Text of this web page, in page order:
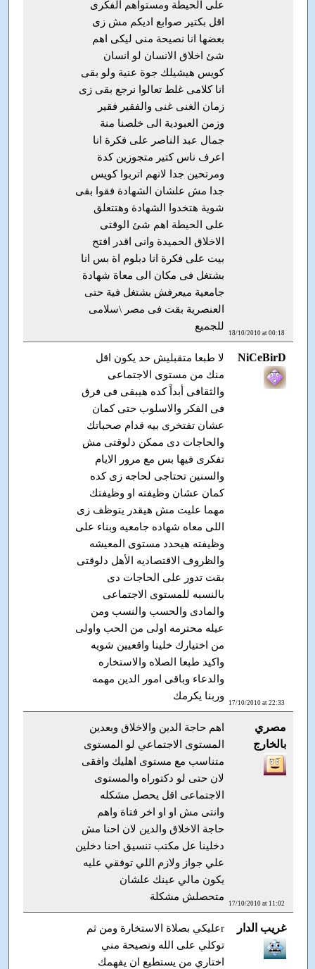
18/10/2010 at 00:18
على الحيطة ومستواهم الفكرى
اقل بكتير صوابع اديكم مش زى
بعضها انا نصيحة منى ليكى اهم
شئ اخلاق الانسان لو انسان
كويس هيشيلك جوة عنية ولو بقى
انا كلامى غلط تعالوا نرجع بقى زى
زمان الغنى غنى والفقير فقير
وزمن العبودية الى خلصنا منة
جمال عبد الناصر على فكرة انا
اعرف ناس كتير متجوزين كدة
ومرتحين جدا لانهم اتربوا كويس
جدا مش علشان الشهادة فقوا بقى
شوية هتخدوا الشهادة وهتتعلق
على الحيطة اهم شئ الوقتى
الاخلاق الحميدة وانى اقدر افتح
بيت على فكرة انا دبلوم اة بس انا
بشتغل فى مكان الى معاة شهادة
جامعية ميعرفش بشتغل فية حتى
العنصرية بقت فى مصر \سلامى
للجميع
NiCeBirD
17/10/2010 at 22:33
لا طبعا متقبليش حد يكون اقل
منك من مستوى الاجتماعى
والثقافى أبداً كده هيبقى فى فرق
فى الفكر والاسلوب حتى كمان
عشان تفتخرى بيه قدام صحباتك
والحاجات دى ممكن دلوقتى مش
تفكرى فيها بس مع مرور الايام
والسنين تحتاجى لحاجه زى كده
كمان عشان وظيفته او وظيفتك
مهما عليت مش هيقدر يتوظف زى
اللى معاه شهاده جامعيه وبناء على
وظيفته هيحدد مستوى المعيشه
والظروف الاقتصاديه الأهل دلوقتى
بقت تدور على الحاجات دى
بالنسبه للمستوى الاجتماعى
والمادى والحسب والنسب ومن
عيله محترمه اولى من الحب واولى
من اختيارك خلينا واقعيين شويه
واكيد طبعا الصلاه والاستخاره
والدعاء وباقى امور الدين مهمه
وربنا يكرمك
مصري
بالخارج
17/10/2010 at 11:02
اهم حاجة الدين والاخلاق وبعدين
المستوى الاجتماعي لو المستوى
متناسب مع مستوى اهليك وافقى
لان حتى لو دكتوراه والمستوى
الاجتماعى اقل يحصل مشكله
وانتى مش او او اخر فتاة واهم
حاجة الاخلاق والدين لان احنا مش
دخلينا عل مكتب تنسيق احنا دخلين
علي جواز ولازم اللي توفقي عليه
يكون مالي عينك علشان
متحصلش مشكلة
غريب الدار
rعليكي بصلاة الاستخارة ومن ثم
توكلي على الله ونصيحة مني
اختاري من يستطيع ان يفهمك